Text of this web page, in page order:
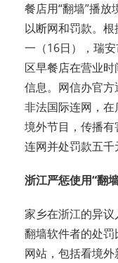
餐店用“翻墙”播
以断网和罚款。根
一（16日），瑞
区早餐店在营业
信息。网信办官
非法国际连网，
境外节目，传播
连网并处罚款五千
浙江严惩使用“翻
家乡在浙江的异
翻墙软件者的处
网站，包括看境